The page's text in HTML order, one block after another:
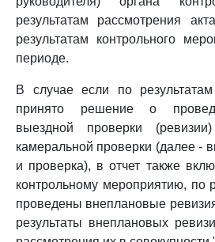
результатам рассмотрения
результатам контрольного
периоде.
В случае если по
принято решение о
выездной проверки
камеральной проверки (далее -
и проверка), в отчет также
контрольному мероприятию, по
проведены внеплановые
результаты внеплановых